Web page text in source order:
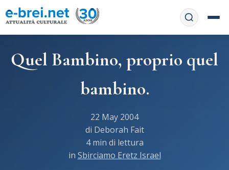
Contattaci
APP web
Informativa Privacy
Libri di preghiera
Regole di Halachà
Orari di Shabbat
Quel Bambino, proprio quel
bambino.
22 May 2004
di Deborah Fait
4 min di lettura
in Sbirciamo Eretz Israel